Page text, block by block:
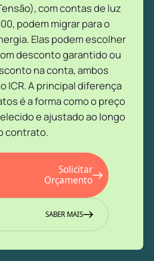
com contas de luz
podem migrar para o
Elas podem escolher
desconto garantido ou
na conta, ambos
ICR. A principal diferença
é a forma como o preço
e ajustado ao longo
contrato.
Solicitar
Orçamento
SABER MAIS